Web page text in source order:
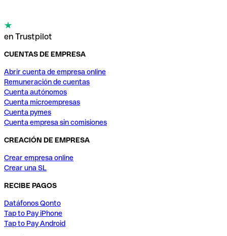
en Trustpilot
CUENTAS DE EMPRESA
Abrir cuenta de empresa online
Remuneración de cuentas
Cuenta autónomos
Cuenta microempresas
Cuenta pymes
Cuenta empresa sin comisiones
CREACIÓN DE EMPRESA
Crear empresa online
Crear una SL
RECIBE PAGOS
Datáfonos Qonto
Tap to Pay iPhone
Tap to Pay Android